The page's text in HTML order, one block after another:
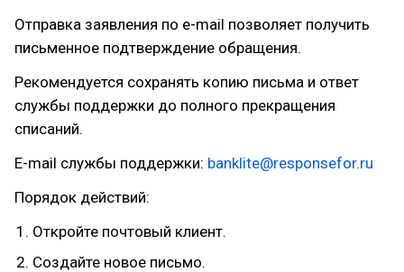
Отправка заявления по e-mail позволяет получить
письменное подтверждение обращения.
Рекомендуется сохранять копию письма и ответ
службы поддержки до полного прекращения
списаний.
E-mail службы поддержки: banklite@responsefor.ru
Порядок действий:
Откройте почтовый клиент.
Создайте новое письмо.